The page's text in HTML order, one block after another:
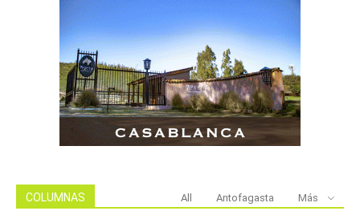
COLUMNAS All Antofagasta Más